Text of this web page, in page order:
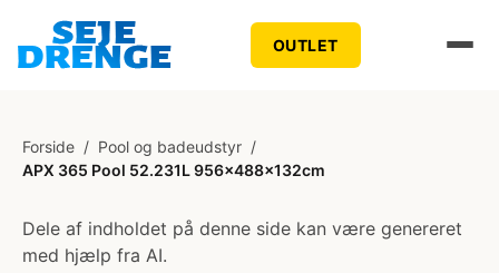
OUTLET
Forside / Pool og badeudstyr /
APX 365 Pool 52.231L 956x488x132cm
Dele af indholdet på denne side kan være genereret
med hjælp fra AI.